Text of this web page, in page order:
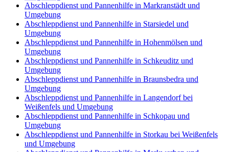
Abschleppdienst und Pannenhilfe in Markranstädt und
Umgebung
Abschleppdienst und Pannenhilfe in Starsiedel und
Umgebung
Abschleppdienst und Pannenhilfe in Hohenmölsen und
Umgebung
Abschleppdienst und Pannenhilfe in Schkeuditz und
Umgebung
Abschleppdienst und Pannenhilfe in Braunsbedra und
Umgebung
Abschleppdienst und Pannenhilfe in Langendorf bei
Weißenfels und Umgebung
Abschleppdienst und Pannenhilfe in Schkopau und
Umgebung
Abschleppdienst und Pannenhilfe in Storkau bei Weißenfels
und Umgebung